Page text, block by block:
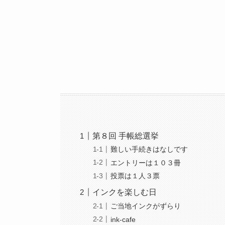
第８回 手帳総選挙
難しい手続きはなしです
エントリーは１０３冊
投票は１人３票
インクを楽しむ日
ご当地インクがずらり
ink-cafe